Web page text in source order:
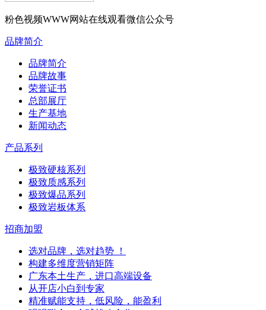
粉色视频WWW网站在线观看微信公众号
品牌简介
品牌简介
品牌故事
荣誉证书
总部展厅
生产基地
新闻动态
产品系列
极致硬核系列
极致质感系列
极致爆品系列
极致岩板体系
招商加盟
选对品牌，选对趋势 ！
构建多维度营销矩阵
广东本土生产，进口高端设备
从开店小白到专家
精准赋能支持，低风险，能盈利